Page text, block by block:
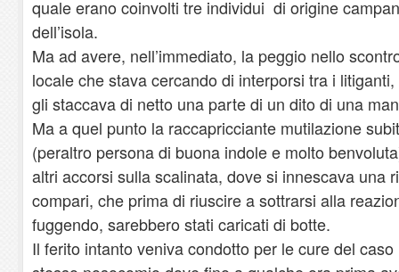
quale erano coinvolti tre individui di origine
dell’isola.
Ma ad avere, nell’immediato, la peggio nello
locale che stava cercando di interporsi tra i
gli staccava di netto una parte di un dito di una
Ma a quel punto la raccapricciante mutilazione
(peraltro persona di buona indole e molto
altri accorsi sulla scalinata, dove si innescava una
compari, che prima di riuscire a sottrarsi alla
fuggendo, sarebbero stati caricati di botte.
Il ferito intanto veniva condotto per le cure del